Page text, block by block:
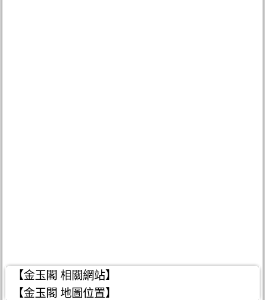
【金玉閣 相關網站】
【金玉閣 地圖位置】